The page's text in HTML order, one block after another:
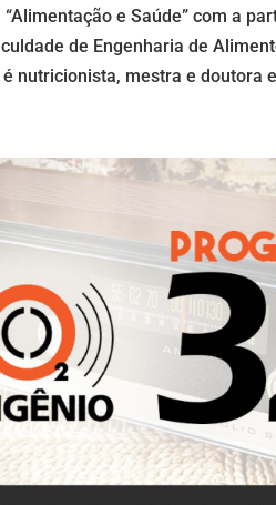
e Saúde” com a
de Engenharia de
nutricionista, mestra e doutora